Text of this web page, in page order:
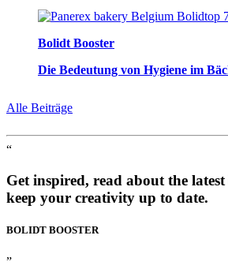
Bolidt Booster
Die Bedeutung von Hygiene im
Alle Beiträge
“
Get inspired, read about the
keep your creativity up to date.
BOLIDT BOOSTER
”